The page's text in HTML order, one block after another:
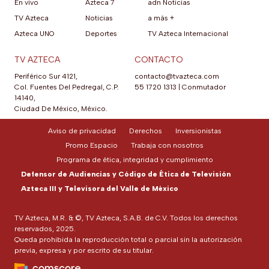
En vivo
TV Azteca
Azteca UNO
Azteca 7
Noticias
Deportes
adn Noticias
a más +
TV Azteca Internacional
TV AZTECA
Periférico Sur 4121,
Col. Fuentes Del Pedregal, C.P.
14140,
Ciudad De México, México.
CONTACTO
contacto@tvazteca.com
55 1720 1313
Conmutador
TV Azteca, M.R. & ©, TV Azteca, S.A.B. de C.V. Todos los derechos
reservados, 2025.
Queda prohibida la reproducción total o parcial sin la autorización
previa, expresa y por escrito de su titular.
Aviso de privacidad Derechos
Inversionistas
Promo Espacio
Trabaja con nosotros
Programa de ética, integridad y cumplimiento
Defensor de Audiencias y Código de Ética de Televisión
Azteca III y Televisora del Valle de México